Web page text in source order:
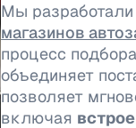
Мы
магазинов
процесс
объединяет
позволяет
включая